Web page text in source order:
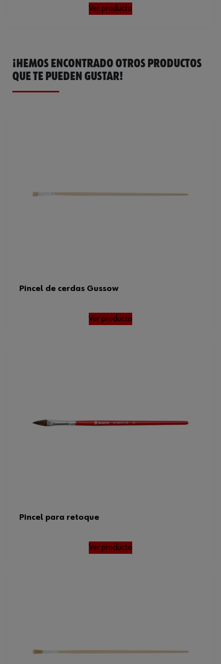
Loading...
Ver producto
¡HEMOS ENCONTRADO OTROS PRODUCTOS
QUE TE PUEDEN GUSTAR!
Pincel de cerdas Gussow
Ver producto
Pincel para retoque
Ver producto